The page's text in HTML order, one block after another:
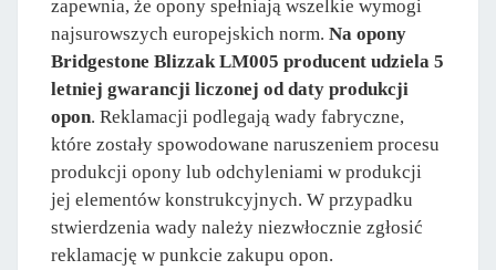
zapewnia, że opony spełniają wszelkie wymogi
najsurowszych europejskich norm. Na opony
Bridgestone Blizzak LM005 producent udziela 5
letniej gwarancji liczonej od daty produkcji
opon. Reklamacji podlegają wady fabryczne,
które zostały spowodowane naruszeniem procesu
produkcji opony lub odchyleniami w produkcji
jej elementów konstrukcyjnych. W przypadku
stwierdzenia wady należy niezwłocznie zgłosić
reklamację w punkcie zakupu opon.